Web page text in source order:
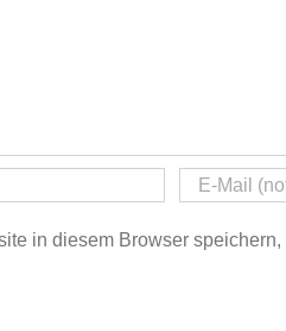
in diesem Browser